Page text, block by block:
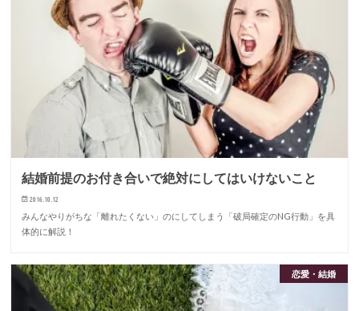
結婚前提のお付き合いで絶対にしてはいけないこと
2016.10.12
みんなやりがちな「離れたくない」のにしてしまう「破局確定のNG行動」を具
体的に解説！
恋愛・結婚